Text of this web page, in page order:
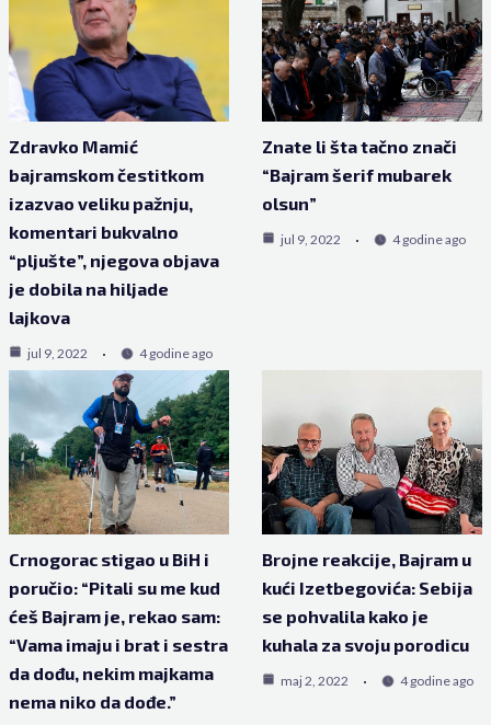
Zdravko Mamić
bajramskom čestitkom
izazvao veliku pažnju,
komentari bukvalno
“pljušte”, njegova objava
je dobila na hiljade
lajkova
jul 9, 2022 4 godine ago
Znate li šta tačno znači
“Bajram šerif mubarek
olsun”
jul 9, 2022 4 godine ago
Crnogorac stigao u BiH i
poručio: “Pitali su me kud
ćeš Bajram je, rekao sam:
“Vama imaju i brat i sestra
da dođu, nekim majkama
nema niko da dođe.”
Brojne reakcije, Bajram u
kući Izetbegovića: Sebija
se pohvalila kako je
kuhala za svoju porodicu
maj 2, 2022 4 godine ago